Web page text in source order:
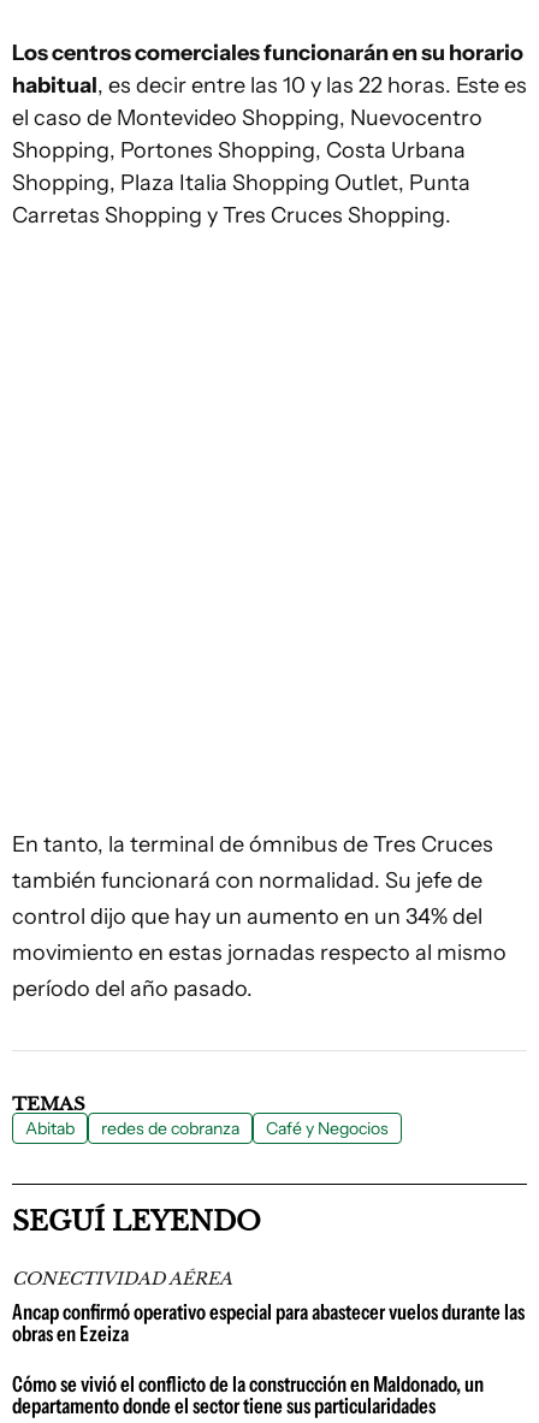
Los centros comerciales funcionarán en su horario
habitual, es decir entre las 10 y las 22 horas. Este es
el caso de Montevideo Shopping, Nuevocentro
Shopping, Portones Shopping, Costa Urbana
Shopping, Plaza Italia Shopping Outlet, Punta
Carretas Shopping y Tres Cruces Shopping.
En tanto, la terminal de ómnibus de Tres Cruces
también funcionará con normalidad. Su jefe de
control dijo que hay un aumento en un 34% del
movimiento en estas jornadas respecto al mismo
período del año pasado.
TEMAS
Abitab redes de cobranza Café y Negocios
SEGUÍ LEYENDO
CONECTIVIDAD AÉREA
Ancap confirmó operativo especial para abastecer vuelos durante las
obras en Ezeiza
Cómo se vivió el conflicto de la construcción en Maldonado, un
departamento donde el sector tiene sus particularidades